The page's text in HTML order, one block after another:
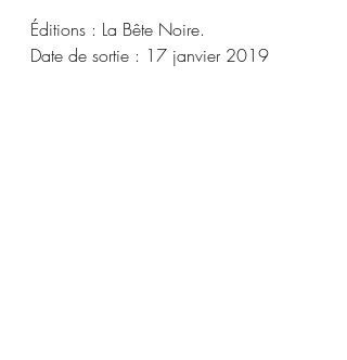
Éditions : La Bête Noire.
Date de sortie : 17 janvier 2019